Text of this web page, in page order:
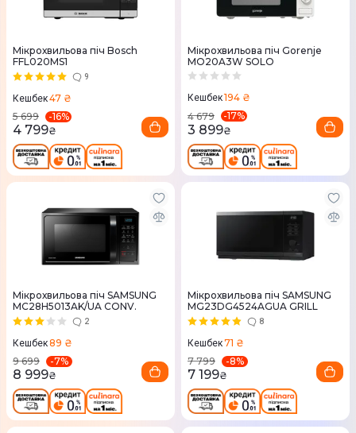
Мікрохвильова піч Bosch
FFL020MS1
9
Кешбек47 ₴
5 699
-16%
4 799₴
Мікрохвильова піч Gorenje
MO20A3W SOLO
Кешбек194 ₴
4 679
-17%
3 899₴
Мікрохвильова піч SAMSUNG
MC28H5013AK/UA CONV.
2
Кешбек89 ₴
9 699
-7%
8 999₴
Мікрохвильова піч SAMSUNG
MG23DG4524AGUA GRILL
8
Кешбек71 ₴
7 799
-8%
7 199₴